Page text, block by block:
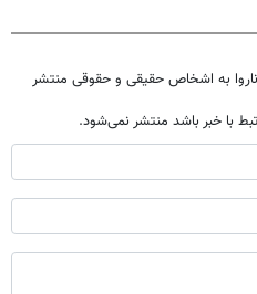
به اشخاص حقیقی و حقوقی منتشر
با خبر باشد منتشر نمی‌شود.